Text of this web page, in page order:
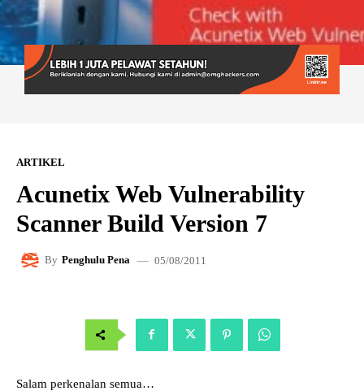
ARTIKEL
Acunetix Web Vulnerability
Scanner Build Version 7
By Penghulu Pena 05/08/2011
Salam perkenalan semua…